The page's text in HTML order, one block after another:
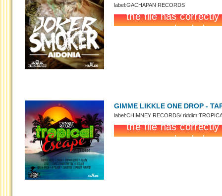
label:GACHAPAN RECORDS
GIMME LIKKLE ONE DROP -
label:CHIMNEY RECORDS/